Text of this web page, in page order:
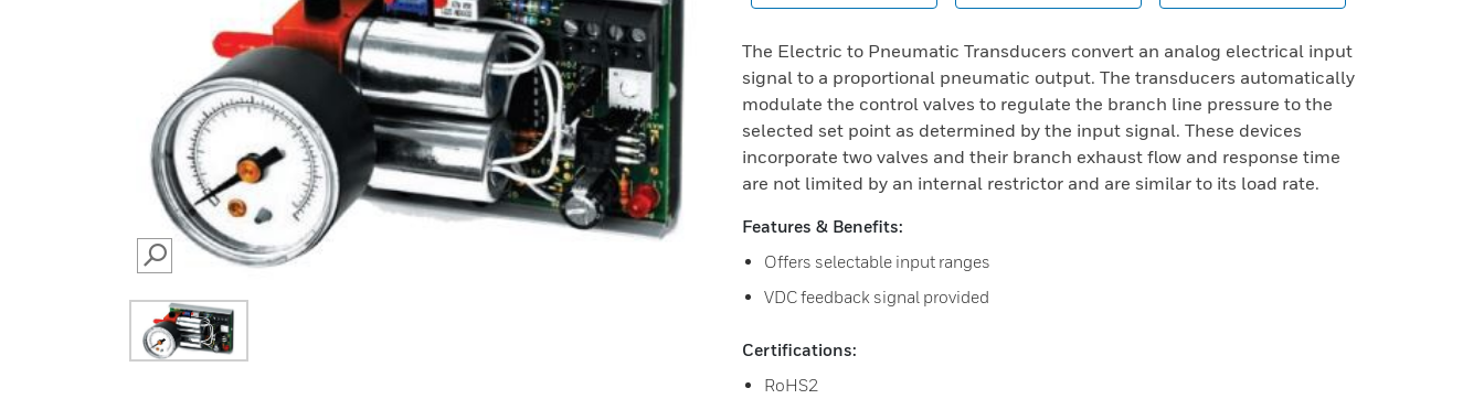
SEARCH
The Electric to Pneumatic Transducers convert an analog electrical input
signal to a proportional pneumatic output. The transducers automatically
modulate the control valves to regulate the branch line pressure to the
selected set point as determined by the input signal. These devices
incorporate two valves and their branch exhaust flow and response time
are not limited by an internal restrictor and are similar to its load rate.
Features & Benefits:
Offers selectable input ranges
VDC feedback signal provided
Certifications:
RoHS2